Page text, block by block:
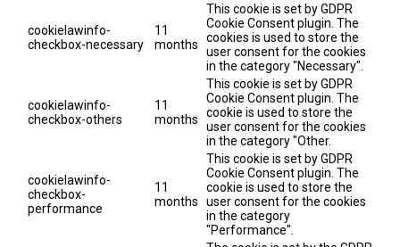
cookielawinfo-
checkbox-necessary
11
months
This cookie is set by GDPR
Cookie Consent plugin. The
cookies is used to store the
user consent for the cookies
in the category "Necessary".
cookielawinfo-
checkbox-others
11
months
This cookie is set by GDPR
Cookie Consent plugin. The
cookie is used to store the
user consent for the cookies
in the category "Other.
cookielawinfo-
checkbox-
performance
11
months
This cookie is set by GDPR
Cookie Consent plugin. The
cookie is used to store the
user consent for the cookies
in the category
"Performance".